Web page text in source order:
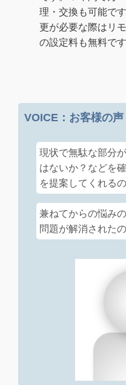
理・交換も可能で
更が必要な際はリ
の設定料も無料です
VOICE：お客様の声
現状で無駄な部分
はないか？などを
を提案してくれる
兼ねてからの悩み
問題が解消された